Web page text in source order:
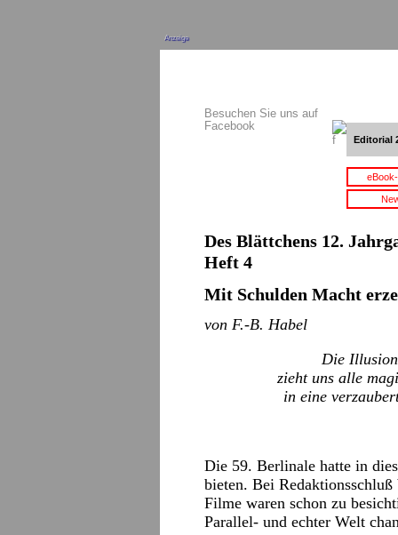
Anzeige
Besuchen Sie uns auf
Facebook
Editorial
Des Blättchens 12.
Heft 4
Mit Schulden Macht
von F.-B. Habel
Die
zieht uns alle
in eine
Die 59. Berlinale hatte in
bieten. Bei Redaktionsschluß
Filme waren schon zu
Parallel- und echter Welt